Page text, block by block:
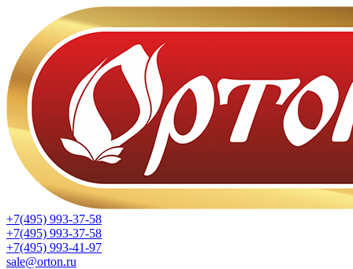
+7(495) 993-37-58
+7(495) 993-37-58
+7(495) 993-41-97
sale@orton.ru